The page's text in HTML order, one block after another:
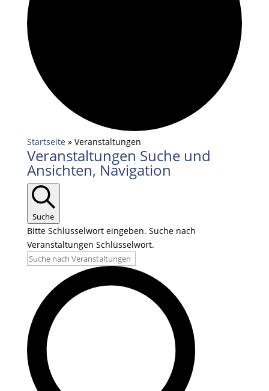
Startseite » Veranstaltungen
Veranstaltungen
Veranstaltungen Suche und
Ansichten, Navigation
Suche
Bitte Schlüsselwort eingeben. Suche nach
Veranstaltungen Schlüsselwort.